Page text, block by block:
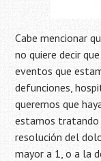
Cabe mencionar
no quiere decir
eventos que
defunciones,
queremos que
estamos tratando
resolución del
mayor a 1, o a la